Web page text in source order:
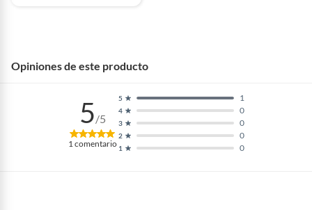
Opiniones de este producto
5/5
1comentario 1 0
2 0
3 0
4 0
5 1